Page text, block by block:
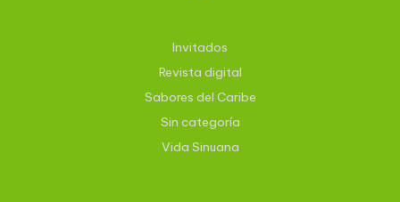
Invitados
Revista digital
Sabores del Caribe
Sin categoría
Vida Sinuana